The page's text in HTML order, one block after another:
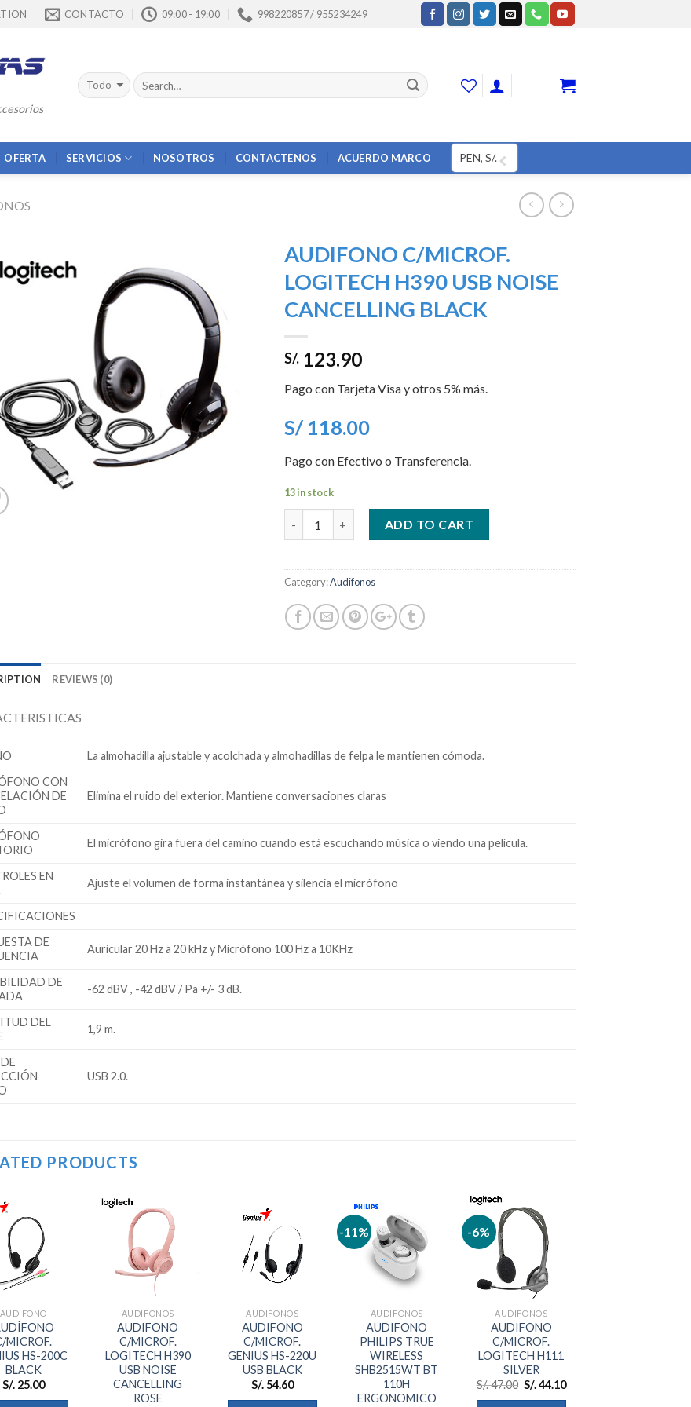
CONTACTO 09:00 - 19:00 998220857 / 955234249
OFERTA SERVICIOS NOSOTROS CONTACTENOS ACUERDO MARCO PEN, S/.
Añadir
lista de
deseos
AUDIFONO C/MICROF.
LOGITECH H390 USB NOISE
CANCELLING BLACK
S/.123.90
Pago con Tarjeta Visa y otros 5% más.
S/ 118.00
Pago con Efectivo o Transferencia.
13 in stock
ADD TO CART
Category:Audifonos
REVIEWS (0)
La almohadilla ajustable y acolchada y almohadillas de felpa le mantienen cómoda.
CON
DE
Elimina el ruido del exterior. Mantiene conversaciones claras
El micrófono gira fuera del camino cuando está escuchando música o viendo una película.
EN
Ajuste el volumen de forma instantánea y silencia el micrófono
DE
Auricular 20 Hz a 20 kHz y Micrófono 100 Hz a 10KHz
DE
-62 dBV , -42 dBV / Pa +/- 3 dB.
DEL
1,9 m.
USB 2.0.
PRODUCTS
Añadir
a la
AUDIFONO
MICROF.
HS-200C
BLACK
S/.25.00
Añadir
a la
AUDIFONOS
AUDIFONO
C/MICROF.
LOGITECH H390
USB NOISE
CANCELLING
ROSE
Añadir
a la
lista de
AUDIFONOS
AUDIFONO
C/MICROF.
GENIUS HS-220U
USB BLACK
S/.54.60
-11%
Añadir
lista de
AUDIFONOS
AUDIFONO
PHILIPS TRUE
WIRELESS
SHB2515WT BT
110H
ERGONOMICO
-6%
Añadir
a la
lista de
deseos
AUDIFONOS
AUDIFONO
C/MICROF.
LOGITECH H111
SILVER
S/.47.00 S/.44.10